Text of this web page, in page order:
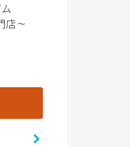
店～